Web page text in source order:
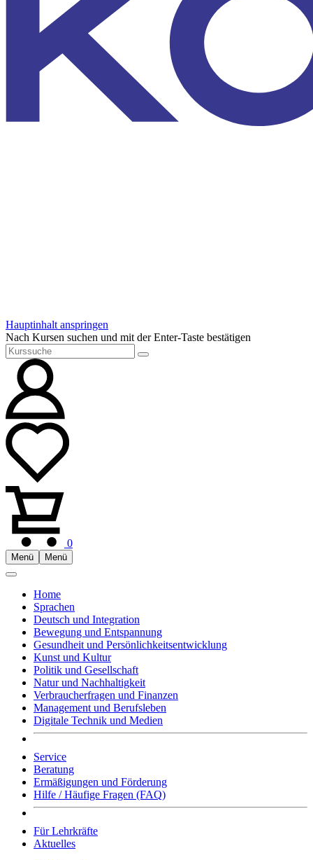
Hauptinhalt anspringen
Nach Kursen suchen und mit der Enter-Taste bestätigen
0
Menü Menü
Home
Sprachen
Deutsch und Integration
Bewegung und Entspannung
Gesundheit und Persönlichkeitsentwicklung
Kunst und Kultur
Politik und Gesellschaft
Natur und Nachhaltigkeit
Verbraucherfragen und Finanzen
Management und Berufsleben
Digitale Technik und Medien
Service
Beratung
Ermäßigungen und Förderung
Hilfe / Häufige Fragen (FAQ)
Für Lehrkräfte
Aktuelles